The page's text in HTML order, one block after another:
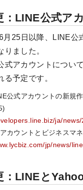
：LINE公式ア
月25日以降、LINE公
りました。
式アカウントについ
る予定です。
公式アカウントの新規
ja/
カウントとビジネスマ
jp/news/
：LINEと